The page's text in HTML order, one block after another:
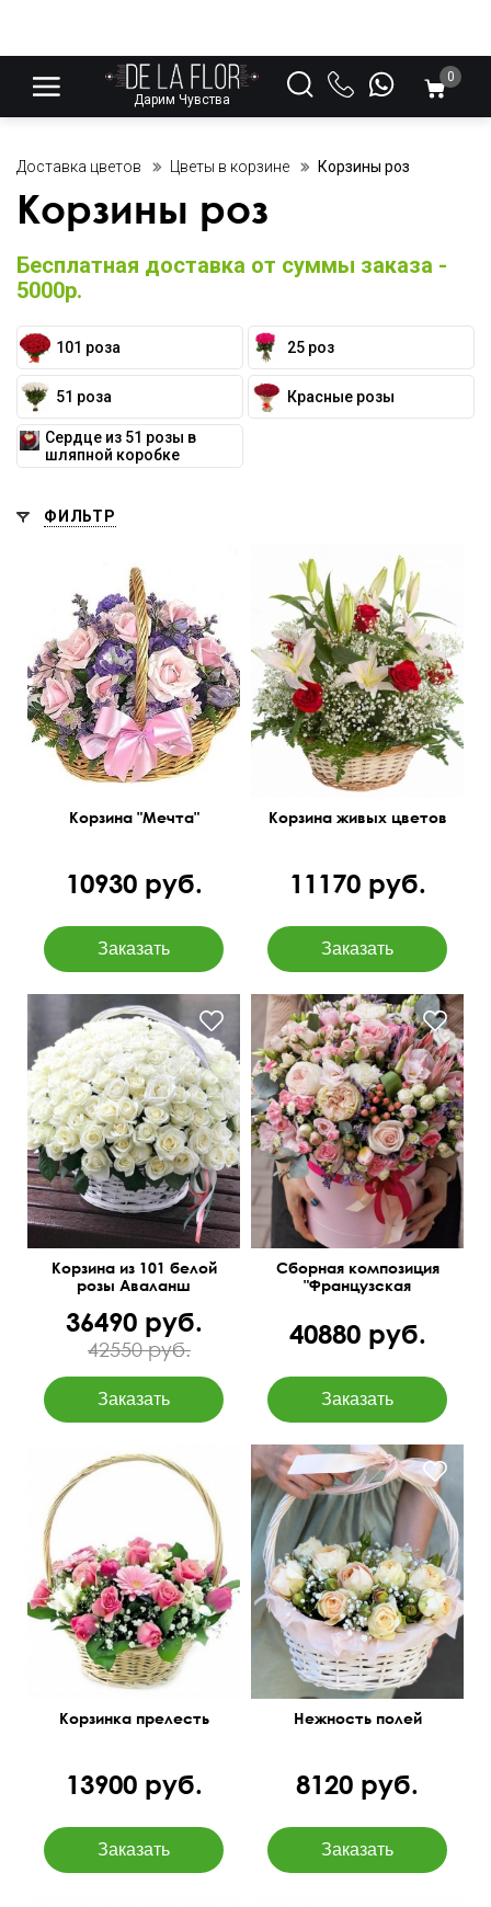
Дарим Чувства
0
Доставка цветов Цветы в корзине Корзины роз
Корзины роз
Бесплатная доставка от суммы заказа -
5000р.
101 роза 25 роз
51 роза Красные розы
Сердце из 51 розы в
шляпной коробке
ФИЛЬТР
35 см 40 см
Корзина "Мечта"
10930 руб.
Розы 50 см, лилии,
гипсофила и много
зелени.
45 см
50 см
Корзина живых цветов
11170 руб.
Оформление лентами
Корзина из 101 белой
розы Аваланш
36490 руб.
42550 руб.
Протея King, эвкалипт
Беби блу, пионная роза,
лимониум
Сборная композиция
"Французская
40880 руб.
Роза, гермини,
альстромерия, тюльпаны,
гипсофила
40 см
40 см
Корзинка прелесть
13900 руб.
Розы, гипсофила, зелень,
оазис, корзина плетёная,
бант
Нежность полей
8120 руб.